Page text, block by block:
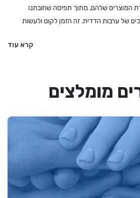
המוצרים שלהם, מתוך תפיסה שחובתנו
של ערבות הדדית. זה הזמן לקום ולעשות
או הופעה, להתפנק במסעדה שמתמודדת
את העצמאים והעצמאיות, וכמובן את
להציע
קרא עוד
מומלצים